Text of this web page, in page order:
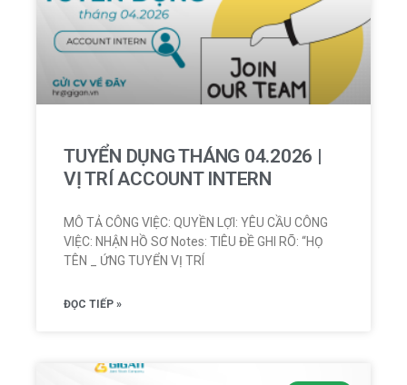
TUYỂN DỤNG THÁNG 04.2026 |
VỊ TRÍ ACCOUNT INTERN
MÔ TẢ CÔNG VIỆC: QUYỀN LỢI: YÊU CẦU CÔNG
VIỆC: NHẬN HỒ SƠ Notes: TIÊU ĐỀ GHI RÕ: “HỌ
TÊN _ ỨNG TUYỂN VỊ TRÍ
ĐỌC TIẾP »